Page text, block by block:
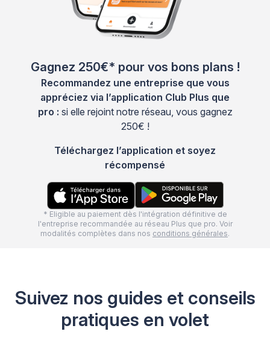
Gagnez 250€* pour vos bons plans !
Recommandez une entreprise que vous
appréciez via l’application Club Plus que
pro : si elle rejoint notre réseau, vous gagnez
250€ !
Téléchargez l’application et soyez
récompensé
* Eligible au paiement dès l'intégration définitive de
l'entreprise recommandée au réseau Plus que pro. Voir
modalités complètes dans nos conditions générales.
Suivez nos guides et conseils
pratiques en volet